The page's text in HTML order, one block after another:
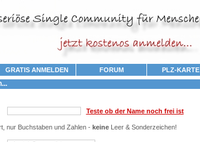
GRATIS ANMELDEN FORUM PLZ-KARTE
Teste ob der Name noch frei ist
nur Buchstaben und Zahlen - keineLeer & Sonderzeichen!